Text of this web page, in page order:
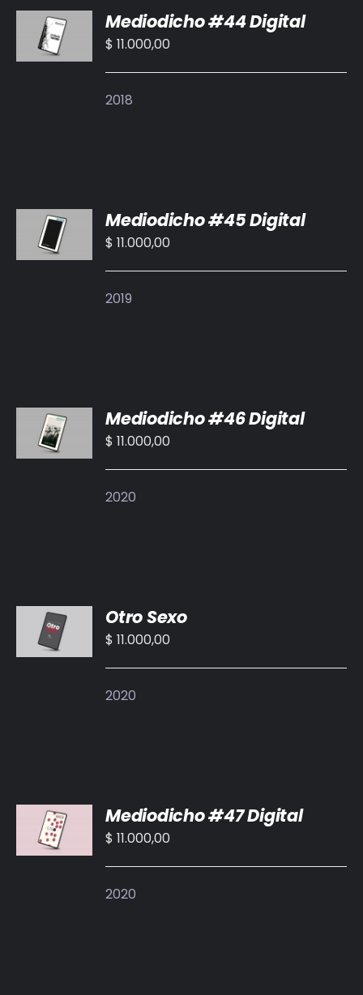
AL
CARRITO
/
Mediodicho #44 Digital
$ 11.000,00
2018
AL
CARRITO
/
Mediodicho #45 Digital
$ 11.000,00
2019
AL
CARRITO
/
Mediodicho #46 Digital
$ 11.000,00
2020
AL
CARRITO
/
Otro Sexo
$ 11.000,00
2020
AL
CARRITO
/
Mediodicho #47 Digital
$ 11.000,00
2020